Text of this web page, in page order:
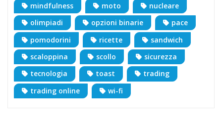
mindfulness
moto
nucleare
olimpiadi
opzioni binarie
pace
pomodorini
ricette
sandwich
scaloppina
scollo
sicurezza
tecnologia
toast
trading
trading online
wi-fi